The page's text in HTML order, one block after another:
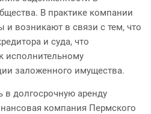
В практике компании
и возникают в связи с тем, что
и суда, что
исполнительному
заложенного имущества.
в долгосрочную аренду
компания Пермского